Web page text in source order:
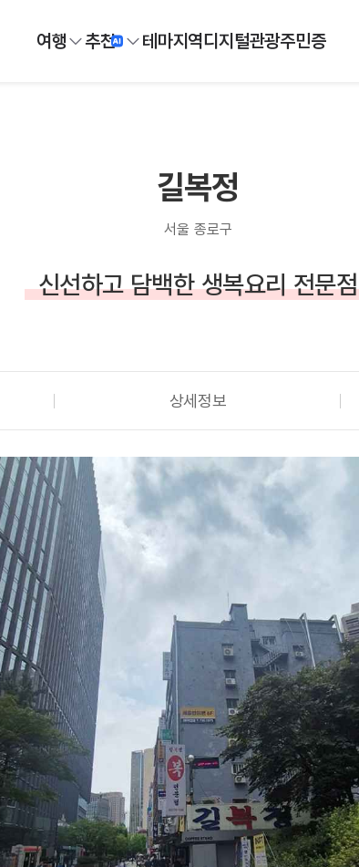
여행 추천 테마지역디지털관광주민증
길복정
서울 종로구
신선하고 담백한 생복요리 전문점
상세정보